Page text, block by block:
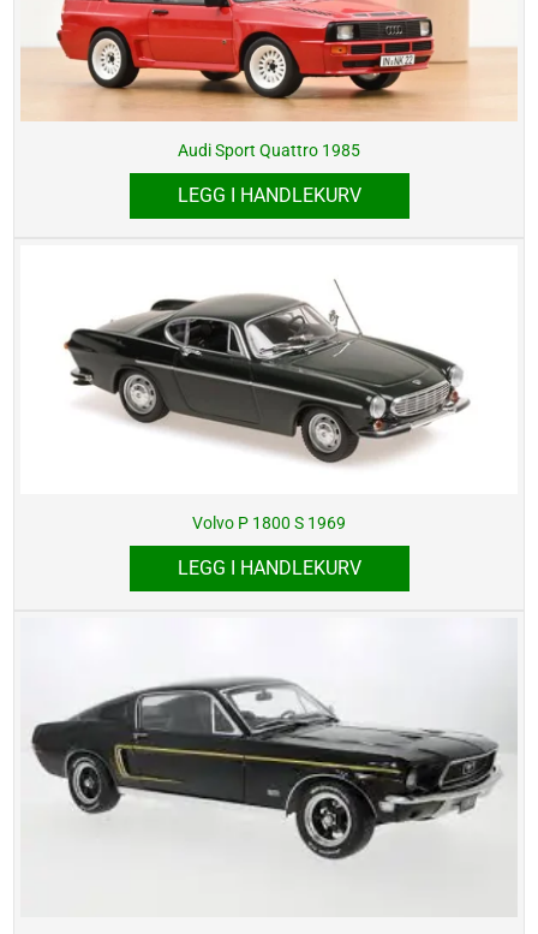
Audi Sport Quattro 1985
LEGG I HANDLEKURV
Volvo P 1800 S 1969
LEGG I HANDLEKURV